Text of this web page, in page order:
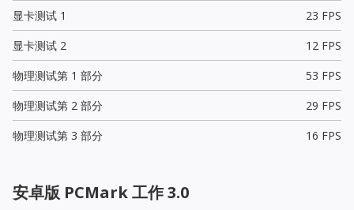
显卡测试 1
23 FPS
显卡测试 2
12 FPS
物理测试第 1 部分
53 FPS
物理测试第 2 部分
29 FPS
物理测试第 3 部分
16 FPS
安卓版 PCMark 工作 3.0